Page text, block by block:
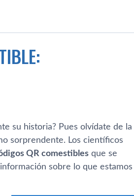
su historia? Pues olvídate de la
sorprendente. Los científicos
QR comestibles que se
sobre lo que estamos